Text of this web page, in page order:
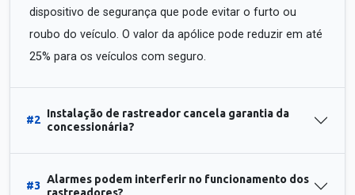
dispositivo de segurança que pode evitar o furto ou
roubo do veículo. O valor da apólice pode reduzir em até
25% para os veículos com seguro.
#2
Instalação de rastreador cancela garantia da
concessionária?
#3
Alarmes podem interferir no funcionamento dos